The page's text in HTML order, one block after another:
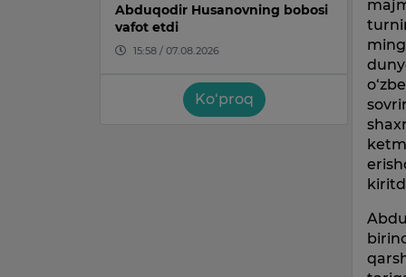
Abduqodir Husanovning bobosi
vafot etdi
15:58 / 07.08.2026
Ko‘proq